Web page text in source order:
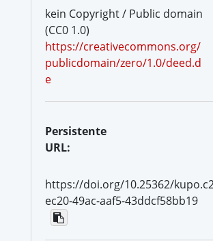
kein Copyright / Public domain
(CC0 1.0)
https://creativecommons.org/
publicdomain/zero/1.0/deed.d
e
Persistente
URL:
https://doi.org/10.25362/
ec20-49ac-aaf5-43ddcf58bb19